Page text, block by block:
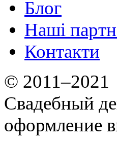
Блог
Нашi
Контакти
© 2011–2021
Свадебный
оформление